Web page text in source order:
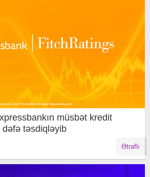
müsbət kredit
təsdiqləyib
Ətraflı